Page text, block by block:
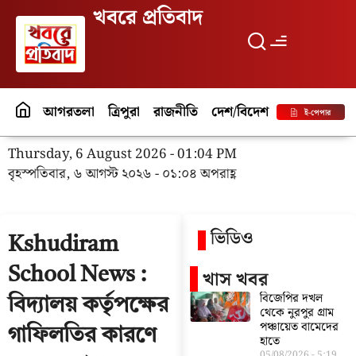
খবরে প্রতিবাদ
আগরতলা ত্রিপুরা রাজনীতি দেশ/বিদেশ পর্যটনই-পেপার
Thursday, 6 August 2026 - 01:04 PM
বৃহস্পতিবার, ৬ আগস্ট ২০২৬ - ০১:০৪ অপরাহ্ণ
Kshudiram
School News :
বিদ্যালয় কর্তৃপক্ষের
গাফিলতির কারণে
ভিডিও
খাস খবর
বিজেপির দখল
থেকে নুরপুর গ্রাম
পঞ্চায়েত বামেদের
হাতে